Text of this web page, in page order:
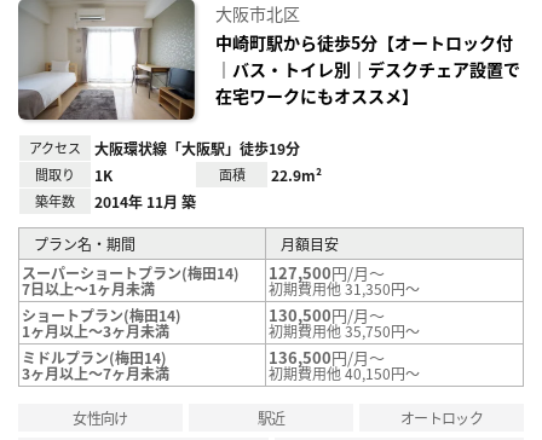
り登
録
大阪市北区
中崎町駅から徒歩5分【オートロック付
｜バス・トイレ別｜デスクチェア設置で
在宅ワークにもオススメ】
アクセス 大阪環状線「大阪駅」徒歩19分
間取り 1K 面積 22.9m²
築年数 2014年 11月 築
プラン名・期間
月額目安
スーパーショートプラン(梅田14)
7日以上～1ヶ月未満
127,500円/月～
初期費用他 31,350円～
ショートプラン(梅田14)
1ヶ月以上～3ヶ月未満
130,500円/月～
初期費用他 35,750円～
ミドルプラン(梅田14)
3ヶ月以上～7ヶ月未満
136,500円/月～
初期費用他 40,150円～
女性向け 駅近
オートロック